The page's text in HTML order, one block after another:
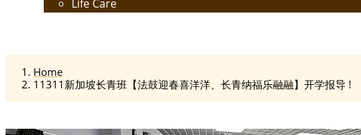
Life Care
Home
11311新加坡长青班【法鼓迎春喜洋洋、长青纳福乐融融】开学报导 !